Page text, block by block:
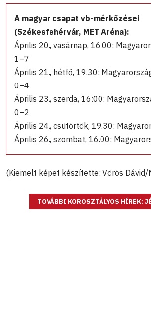
A magyar csapat vb-mérkőzései
(Székesfehérvár, MET Aréna):
Április 20., vasárnap, 16.00:
1–7
Április 21., hétfő, 19.30:
0–4
Április 23., szerda, 16:00:
0–2
Április 24., csütörtök, 19.30:
Április 26., szombat, 16.00:
(Kiemelt képet készítette: Vörös Dávid/
TOVÁBBI KOROSZTÁLYOS HÍREK: